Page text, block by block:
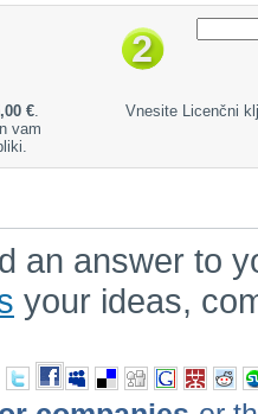
€.
vam
Vnesite Licenčni
an answer to
your ideas,